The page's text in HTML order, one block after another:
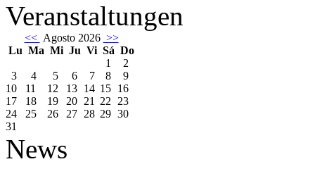
Veranstaltungen
<< Agosto 2026 >>
Lu Ma Mi Ju Vi Sá Do
1
2
3
4 5 6 7 8
9
10
11 12 13 14 15 16
17
18 19 20 21 22 23
24
25 26 27 28 29 30
31
News